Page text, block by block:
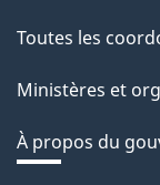
Toutes les
Ministères et
À propos du